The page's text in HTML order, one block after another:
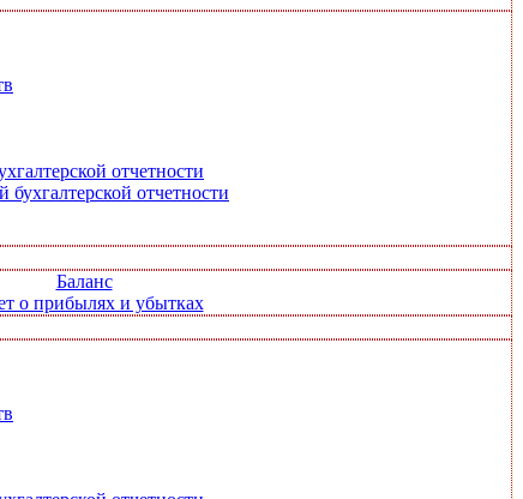
отчетности
отчетности
Баланс
о прибылях и убытках